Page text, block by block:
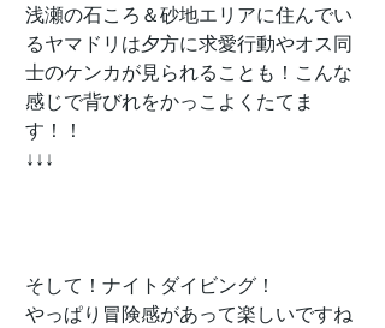
浅瀬の石ころ＆砂地エリアに住んでい
るヤマドリは夕方に求愛行動やオス同
士のケンカが見られることも！こんな
感じで背びれをかっこよくたてま
す！！
↓↓↓
そして！ナイトダイビング！
やっぱり冒険感があって楽しいですね